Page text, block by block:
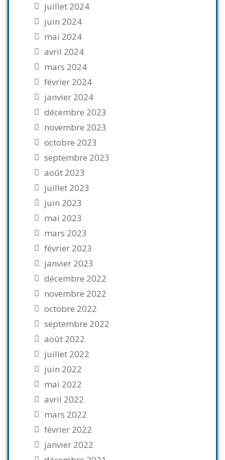
juillet 2024
juin 2024
mai 2024
avril 2024
mars 2024
février 2024
janvier 2024
décembre 2023
novembre 2023
octobre 2023
septembre 2023
août 2023
juillet 2023
juin 2023
mai 2023
mars 2023
février 2023
janvier 2023
décembre 2022
novembre 2022
octobre 2022
septembre 2022
août 2022
juillet 2022
juin 2022
mai 2022
avril 2022
mars 2022
février 2022
janvier 2022